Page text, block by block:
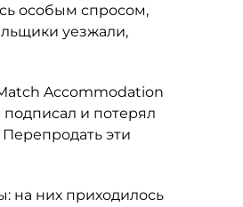
особым спросом,
уезжали,
Accommodation
и потерял
эти
на них приходилось